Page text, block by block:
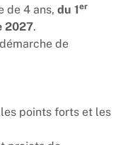
de 4 ans, du 1er
2027.
de
points forts et les